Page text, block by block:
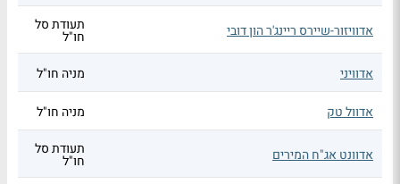
אדוויזור-שיירס ריינג'ר הון דובי תעודת סל
חו"ל
אדוויני
מניה חו"ל
אדוול טק מניה חו"ל
אדוונט אג"ח המירים תעודת סל
חו"ל